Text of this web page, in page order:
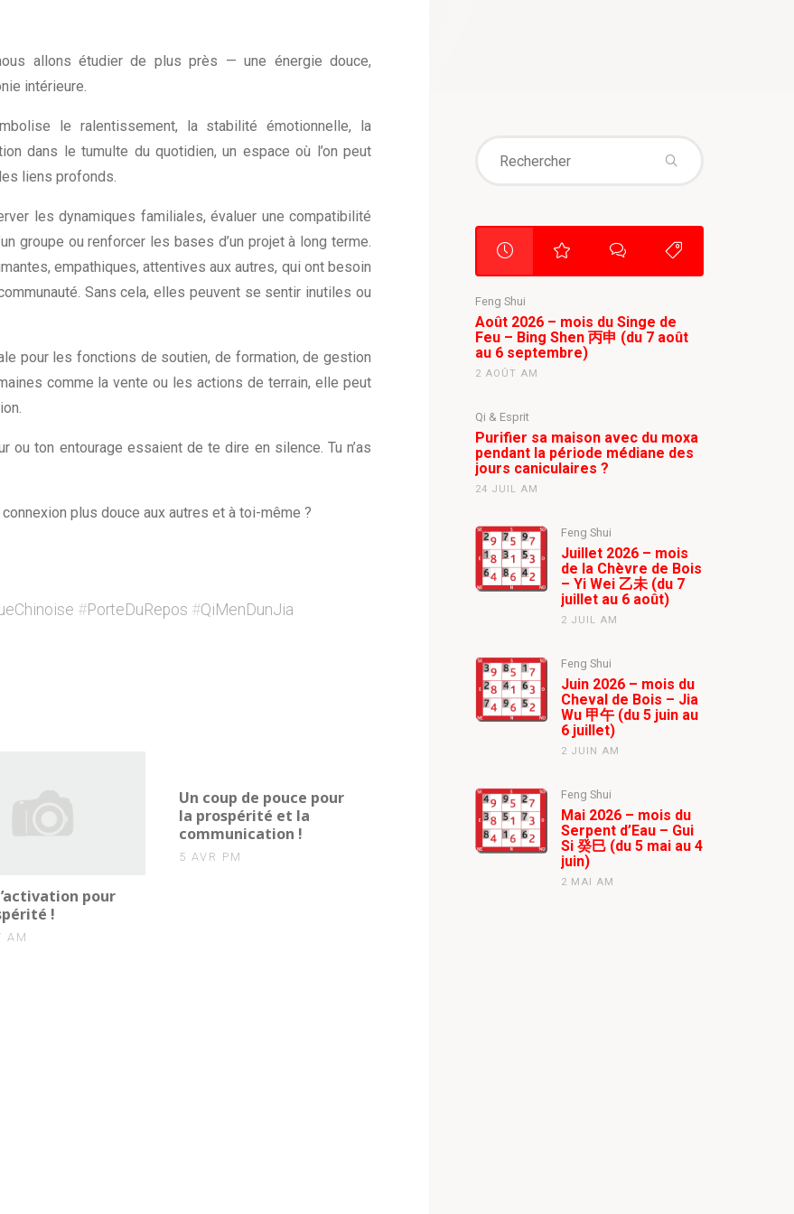
allons étudier de plus près — une énergie douce,
intérieure.
le ralentissement, la stabilité émotionnelle, la
dans le tumulte du quotidien, un espace où l’on peut
liens profonds.
les dynamiques familiales, évaluer une compatibilité
groupe ou renforcer les bases d’un projet à long terme.
empathiques, attentives aux autres, qui ont besoin
Sans cela, elles peuvent se sentir inutiles ou
pour les fonctions de soutien, de formation, de gestion
comme la vente ou les actions de terrain, elle peut
ou ton entourage essaient de te dire en silence. Tu n’as
plus douce aux autres et à toi-même ?
#PorteDuRepos #QiMenDunJia
pour
!
AM
0
Un coup de pouce pour
la prospérité et la
communication !
5 AVR PM
Feng Shui
Août 2026 – mois du Singe de
Feu – Bing Shen 丙申 (du 7 août
au 6 septembre)
2 AOÛT AM
Qi & Esprit
Purifier sa maison avec du moxa
pendant la période médiane des
jours caniculaires ?
24 JUIL AM
Feng Shui
Juillet 2026 – mois
de la Chèvre de Bois
– Yi Wei 乙未 (du 7
juillet au 6 août)
2 JUIL AM
Feng Shui
Juin 2026 – mois du
Cheval de Bois – Jia
Wu 甲午 (du 5 juin au
6 juillet)
2 JUIN AM
Feng Shui
Mai 2026 – mois du
Serpent d’Eau – Gui
Si 癸巳 (du 5 mai au 4
juin)
2 MAI AM